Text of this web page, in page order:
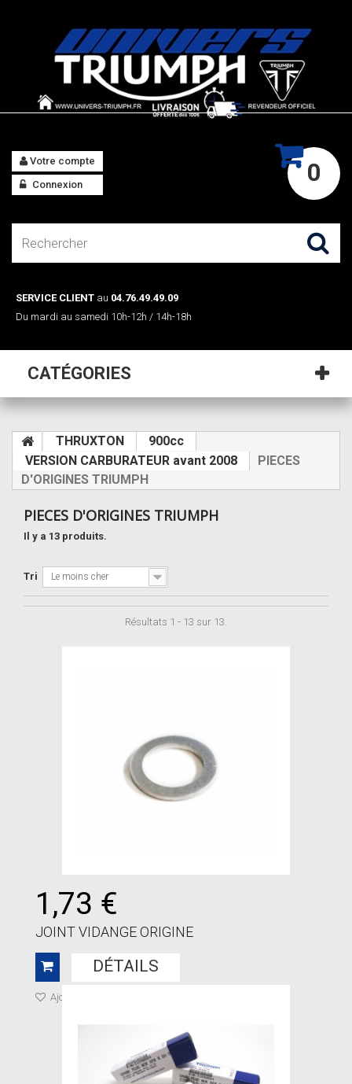
0
Votre compte
Connexion
SERVICE CLIENT au 04.76.49.49.09
Du mardi au samedi 10h-12h / 14h-18h
CATÉGORIES
THRUXTON
900cc
VERSION CARBURATEUR avant 2008
PIECES
D'ORIGINES TRIUMPH
PIECES D'ORIGINES TRIUMPH
Il y a 13 produits.
Tri Le moins cher
Résultats 1 - 13 sur 13.
1,73 €
JOINT VIDANGE ORIGINE
DÉTAILS
Ajouter à ma liste de cadeaux